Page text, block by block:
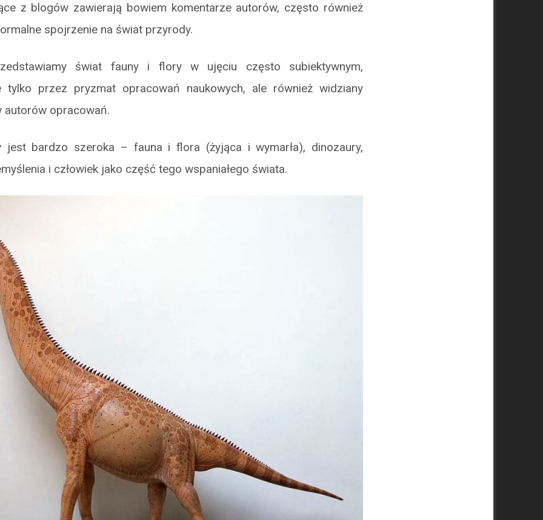
z blogów zawierają bowiem komentarze autorów, często również
spojrzenie na świat przyrody.
świat fauny i flory w ujęciu często subiektywnym,
tylko przez pryzmat opracowań naukowych, ale również widziany
autorów opracowań.
jest bardzo szeroka – fauna i flora (żyjąca i wymarła), dinozaury,
i człowiek jako część tego wspaniałego świata.